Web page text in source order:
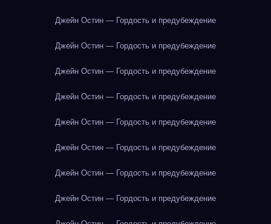
Джейн Остин — Гордость и предубеждение
Джейн Остин — Гордость и предубеждение
Джейн Остин — Гордость и предубеждение
Джейн Остин — Гордость и предубеждение
Джейн Остин — Гордость и предубеждение
Джейн Остин — Гордость и предубеждение
Джейн Остин — Гордость и предубеждение
Джейн Остин — Гордость и предубеждение